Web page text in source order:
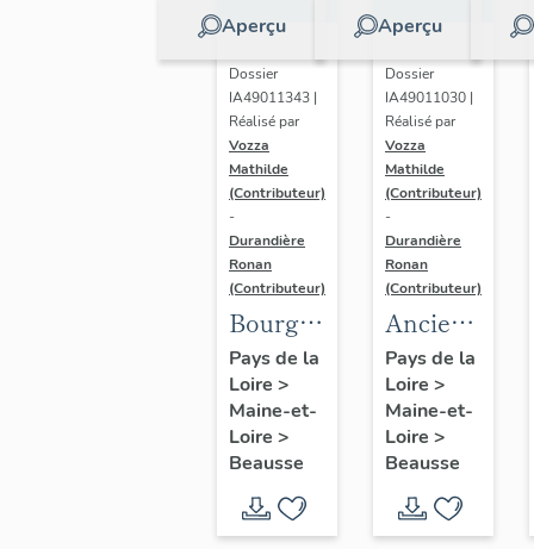
Aperçu
Dossier
IA49011343 |
Réalisé par
Vozza
Mathilde
(Contributeur)
-
Durandière
Ronan
(Contributeur)
Bourg
de
Beausse
Pays de la
Loire >
Maine-et-
Loire >
Beausse
Aperçu
Dossier
IA49011030 |
Réalisé par
Vozza
Mathilde
(Contributeur)
-
Durandière
Ronan
(Contributeur)
Ancienne
mairie-
école de
Beausse,
actuellement
maison
Pays de la
Loire >
Maine-et-
Loire >
Beausse